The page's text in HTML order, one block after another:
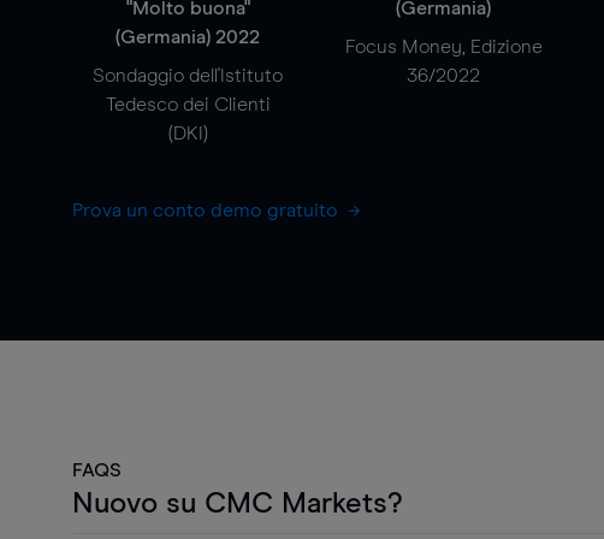
"Molto buona"
(Germania) 2022
Sondaggio dell'Istituto
Tedesco dei Clienti
(DKI)
(Germania)
Focus Money, Edizione
36/2022
Prova un conto demo gratuito
FAQS
Nuovo su CMC Markets?